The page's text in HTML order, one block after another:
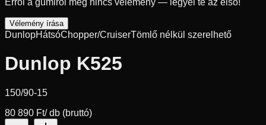
Vélemény írása
DunlopHátsóChopper/CruiserTömlő nélkül szerelhető
Dunlop K525
150/90-15
80 890 Ft/ db (bruttó)